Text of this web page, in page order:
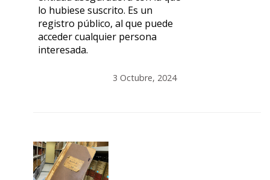
lo hubiese suscrito. Es un
registro público, al que puede
acceder cualquier persona
interesada.
3 Octubre, 2024